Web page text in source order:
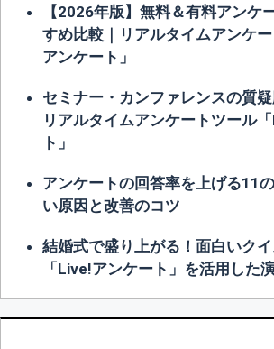
【2026年版】無料＆有料アンケ
すめ比較｜リアルタイムアンケ
アンケート」
セミナー・カンファレンスの質疑
リアルタイムアンケートツール
ト」
アンケートの回答率を上げる11
い原因と改善のコツ
結婚式で盛り上がる！面白いク
「Live!アンケート」を活用した